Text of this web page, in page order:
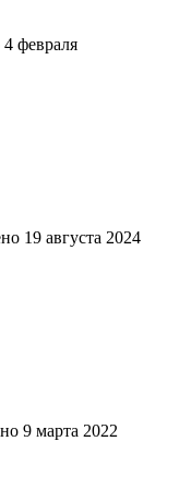
4 февраля
19 августа 2024
9 марта 2022